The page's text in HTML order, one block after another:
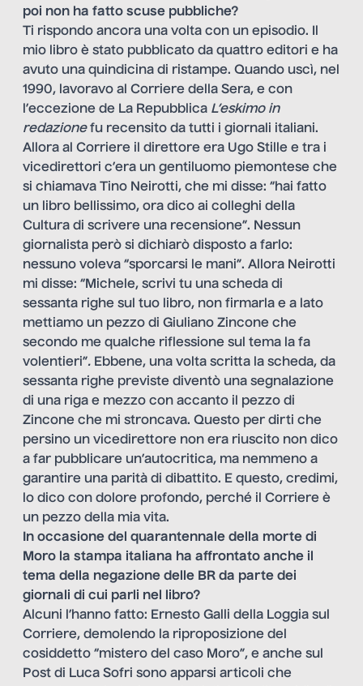
poi non ha fatto scuse pubbliche?
Ti rispondo ancora una volta con un episodio. Il
mio libro è stato pubblicato da quattro editori e ha
avuto una quindicina di ristampe. Quando uscì, nel
1990, lavoravo al Corriere della Sera, e con
l’eccezione de La Repubblica L’eskimo in
redazionefu recensito da tutti i giornali italiani.
Allora al Corriere il direttore era Ugo Stille e tra i
vicedirettori c’era un gentiluomo piemontese che
si chiamava Tino Neirotti, che mi disse: “hai fatto
un libro bellissimo, ora dico ai colleghi della
Cultura di scrivere una recensione”. Nessun
giornalista però si dichiarò disposto a farlo:
nessuno voleva “sporcarsi le mani”. Allora Neirotti
mi disse: “Michele, scrivi tu una scheda di
sessanta righe sul tuo libro, non firmarla e a lato
mettiamo un pezzo di Giuliano Zincone che
secondo me qualche riflessione sul tema la fa
volentieri”. Ebbene, una volta scritta la scheda, da
sessanta righe previste diventò una segnalazione
di una riga e mezzo con accanto il pezzo di
Zincone che mi stroncava. Questo per dirti che
persino un vicedirettore non era riuscito non dico
a far pubblicare un’autocritica, ma nemmeno a
garantire una parità di dibattito. E questo, credimi,
lo dico con dolore profondo, perché il Corriere è
un pezzo della mia vita.
In occasione del quarantennale della morte di
Moro la stampa italiana ha affrontato anche il
tema della negazione delle BR da parte dei
giornali di cui parli nel libro?
Alcuni l’hanno fatto: Ernesto Galli della Loggia sul
Corriere, demolendo la riproposizione del
cosiddetto “mistero del caso Moro”, e anche sul
Post di Luca Sofri sono apparsi articoli che